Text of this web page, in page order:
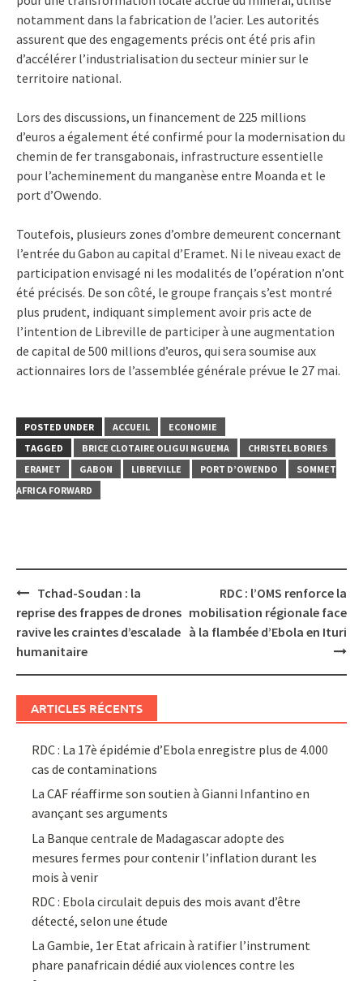
notamment dans la fabrication de l’acier. Les autorités
assurent que des engagements précis ont été pris afin
d’accélérer l’industrialisation du secteur minier sur le
territoire national.
Lors des discussions, un financement de 225 millions
d’euros a également été confirmé pour la modernisation du
chemin de fer transgabonais, infrastructure essentielle
pour l’acheminement du manganèse entre Moanda et le
port d’Owendo.
Toutefois, plusieurs zones d’ombre demeurent concernant
l’entrée du Gabon au capital d’Eramet. Ni le niveau exact de
participation envisagé ni les modalités de l’opération n’ont
été précisés. De son côté, le groupe français s’est montré
plus prudent, indiquant simplement avoir pris acte de
l’intention de Libreville de participer à une augmentation
de capital de 500 millions d’euros, qui sera soumise aux
actionnaires lors de l’assemblée générale prévue le 27 mai.
POSTED UNDER ACCUEIL
ECONOMIE
TAGGED
BRICE CLOTAIRE OLIGUI NGUEMA
CHRISTEL BORIES
ERAMET
GABON LIBREVILLE PORT D’OWENDO
SOMMET
AFRICA FORWARD
Post
navigation
Tchad-Soudan : la
reprise des frappes de drones
ravive les craintes d’escalade
humanitaire
RDC : l’OMS renforce la
mobilisation régionale face
à la flambée d’Ebola en Ituri
ARTICLES RÉCENTS
RDC : La 17è épidémie d’Ebola enregistre plus de 4.000
cas de contaminations
La CAF réaffirme son soutien à Gianni Infantino en
avançant ses arguments
La Banque centrale de Madagascar adopte des
mesures fermes pour contenir l’inflation durant les
mois à venir
RDC : Ebola circulait depuis des mois avant d’être
détecté, selon une étude
La Gambie, 1er Etat africain à ratifier l’instrument
phare panafricain dédié aux violences contre les